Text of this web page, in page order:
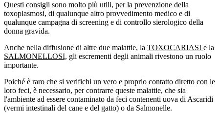
Questi consigli sono molto più utili, per la prevenzione della
toxoplasmosi, di qualunque altro provvedimento medico e di
qualunque campagna di screening e di controllo sierologico della
donna gravida.
Anche nella diffusione di altre due malattie, la TOXOCARIASI e la
SALMONELLOSI, gli escrementi degli animali rivestono un ruolo
importante.
Poiché è raro che si verifichi un vero e proprio contatto diretto con le
loro feci, è necessario, per contrarre queste malattie, che sia
l'ambiente ad essere contaminato da feci contenenti uova di Ascaridi
(vermi intestinali del cane e del gatto) o da Salmonelle.